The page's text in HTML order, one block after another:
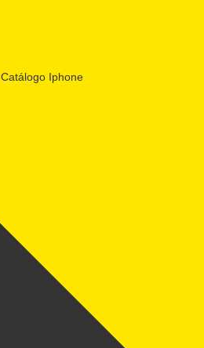
Catálogo Iphone